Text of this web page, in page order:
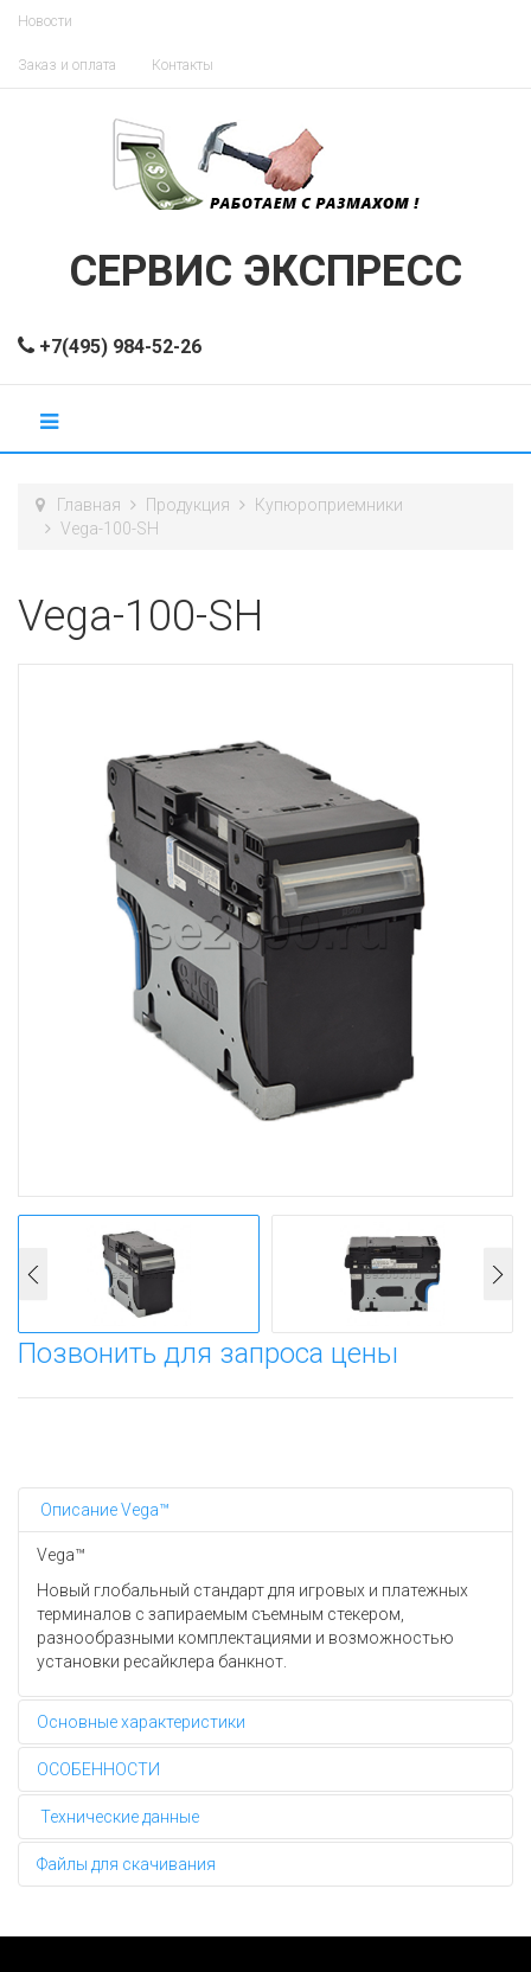
Новости
Заказ и оплата Контакты
СЕРВИС ЭКСПРЕСС
+7(495) 984-52-26
Главная Продукция
Купюроприемники
Vega-100-SH
Vega-100-SH
Позвонить для запроса цены
Описание Vega™
Vega™
Новый глобальный стандарт для игровых и платежных
терминалов с запираемым съемным стекером,
разнообразными комплектациями и возможностью
установки ресайклера банкнот.
Основные характеристики
ОСОБЕННОСТИ
Технические данные
Файлы для скачивания